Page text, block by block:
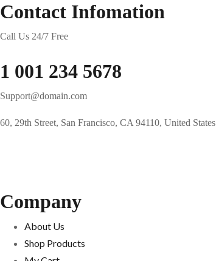
Contact Infomation
Call Us 24/7 Free
1 001 234 5678
Support@domain.com
60, 29th Street, San Francisco, CA 94110, United States
Company
About Us
Shop Products